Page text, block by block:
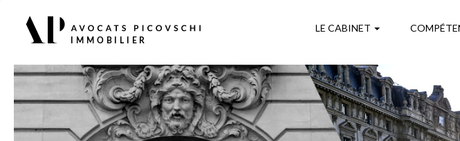
LE CABINET